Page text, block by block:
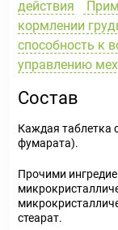
действия
кормлении
способность к
управлению
Состав
Каждая таблетка
фумарата).
Прочими
стеарат.